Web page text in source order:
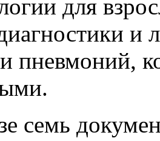
для
и
пневмоний,
семь